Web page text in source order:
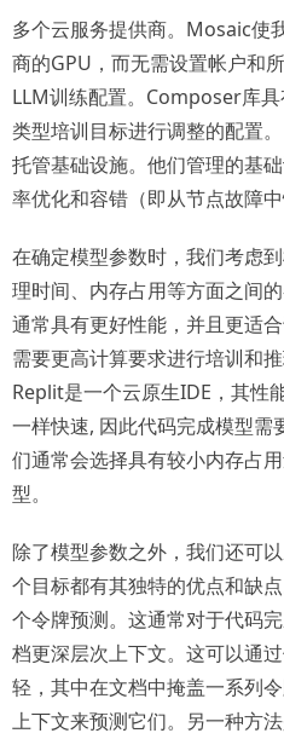
多个云服务提供商。Mosaic使
商的GPU，而无需设置帐户和
LLM训练配置。Composer库
类型培训目标进行调整的配置。
托管基础设施。他们管理的基
率优化和容错（即从节点故障中
在确定模型参数时，我们考虑
理时间、内存占用等方面之间
通常具有更好性能，并且更适
需要更高计算要求进行培训和
Replit是一个云原生IDE，其性
一样快速, 因此代码完成模型需
们通常会选择具有较小内存占
型。
除了模型参数之外，我们还可
个目标都有其独特的优点和缺
个令牌预测。这通常对于代码
档更深层次上下文。这可以通
轻，其中在文档中掩盖一系列
上下文来预测它们。另一种方